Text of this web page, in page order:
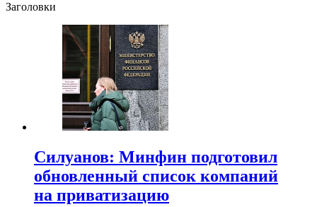
Заголовки
Силуанов: Минфин подготовил
обновленный список компаний
на приватизацию